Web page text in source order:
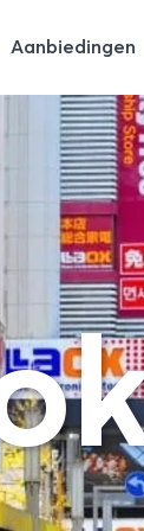
Aanbiedingen